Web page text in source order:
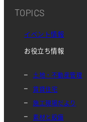
TOPICS
イベント情報
お役立ち情報
土地・不動産管理
賃貸住宅
施工現場だより
素材と設備